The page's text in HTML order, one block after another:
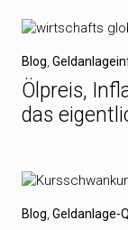
Blog
Ölpreis,
das
Blog Geldanlage-